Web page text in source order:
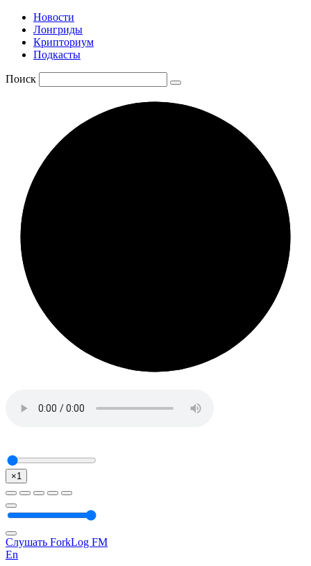
Новости
Лонгриды
Крипториум
Подкасты
Поиск
×1
Слушать ForkLog FM
En